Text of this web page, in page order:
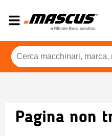
Pagina non